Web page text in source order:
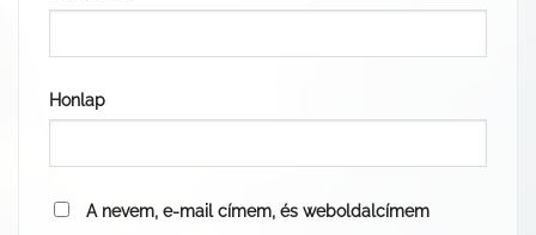
Honlap
A nevem, e-mail címem, és weboldalcímem